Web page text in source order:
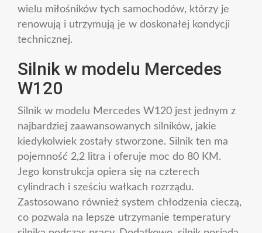
wielu miłośników tych samochodów, którzy je
renowują i utrzymują je w doskonałej kondycji
technicznej.
Silnik w modelu Mercedes
W120
Silnik w modelu Mercedes W120 jest jednym z
najbardziej zaawansowanych silników, jakie
kiedykolwiek zostały stworzone. Silnik ten ma
pojemność 2,2 litra i oferuje moc do 80 KM.
Jego konstrukcja opiera się na czterech
cylindrach i sześciu wałkach rozrządu.
Zastosowano również system chłodzenia cieczą,
co pozwala na lepsze utrzymanie temperatury